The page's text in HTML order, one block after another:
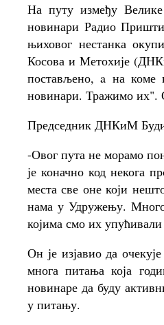
На путу између
новинари Радио
њиховог нестанка
Косова и Метохије
постављено, a на коме
новинари. Тражимо их".
Председник ДНКиМ
-Овог пута не морамо
је коначно код некога
места све оне који
нама у Удружењу.
којима смо их
Он је изјавио да
многа питања која
новинаре да буду
у питању.